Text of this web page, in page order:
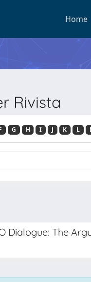
Home
Rivista
G H I J K L
Dialogue: The